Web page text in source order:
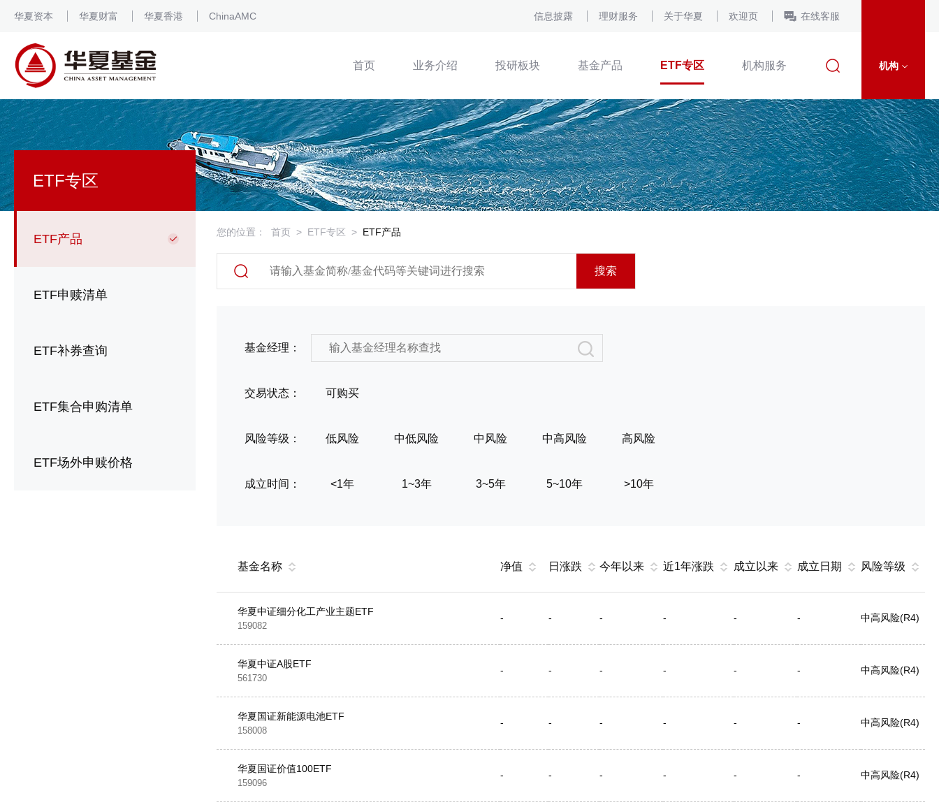
华夏资本 华夏财富 华夏香港 ChinaAMC 信息披露 理财服务 关于华夏 欢迎页 在线客服
首页 业务介绍 投研板块 基金产品 ETF专区 机构服务 机构
ETF专区
ETF产品
ETF申赎清单
ETF补券查询
ETF集合申购清单
ETF场外申赎价格
您的位置： 首页 > ETF专区 > ETF产品
搜索
基金经理：
交易状态： 可购买
风险等级： 低风险 中低风险 中风险 中高风险 高风险
成立时间： <1年 1~3年 3~5年 5~10年 >10年
基金名称 净值 日涨跌 今年以来 近1年涨跌 成立以来 成立日期 风险等级
华夏中证细分化工产业主题ETF
159082
- - - - - - 中高风险(R4)
华夏中证A股ETF
561730
- - - - - - 中高风险(R4)
华夏国证新能源电池ETF
158008
- - - - - - 中高风险(R4)
华夏国证价值100ETF
159096
- - - - - - 中高风险(R4)